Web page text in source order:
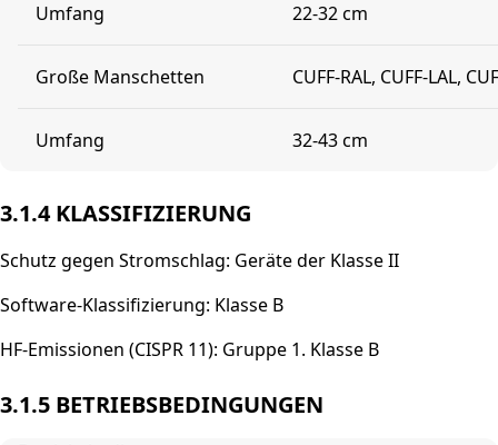
Umfang 22-32 cm
Große Manschetten CUFF-RAL, CUFF-LAL,
Umfang 32-43 cm
3.1.4 KLASSIFIZIERUNG
Schutz gegen Stromschlag: Geräte der Klasse II
Software-Klassifizierung: Klasse B
HF-Emissionen (CISPR 11): Gruppe 1. Klasse B
3.1.5 BETRIEBSBEDINGUNGEN